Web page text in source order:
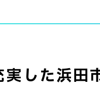
した浜田